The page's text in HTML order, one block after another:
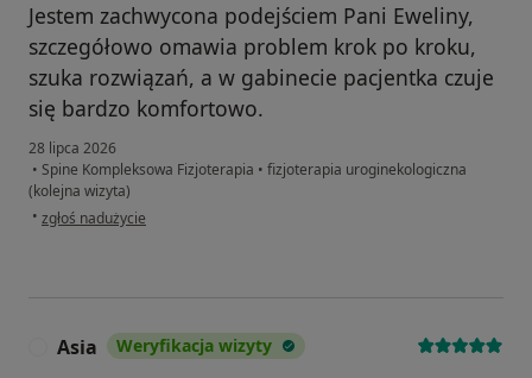
Jestem zachwycona podejściem Pani Eweliny,
szczegółowo omawia problem krok po kroku,
szuka rozwiązań, a w gabinecie pacjentka czuje
się bardzo komfortowo.
28 lipca 2026
• Spine Kompleksowa Fizjoterapia • fizjoterapia uroginekologiczna
(kolejna wizyta)
• w opinii użytkownika Barbara
zgłoś nadużycie
Asia Weryfikacja wizyty